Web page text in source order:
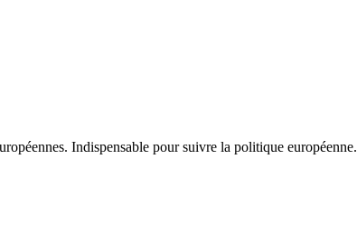
Indispensable pour suivre la politique européenne.